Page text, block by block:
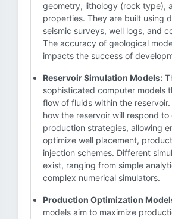
geometry, lithology (rock type),
properties. They are built using
seismic surveys, well logs, and
The accuracy of geological
impacts the success of
Reservoir Simulation Models:
sophisticated computer models
flow of fluids within the
how the reservoir will respond
production strategies, allowing
optimize well placement,
injection schemes. Different
exist, ranging from simple
complex numerical simulators.
Production Optimization
models aim to maximize